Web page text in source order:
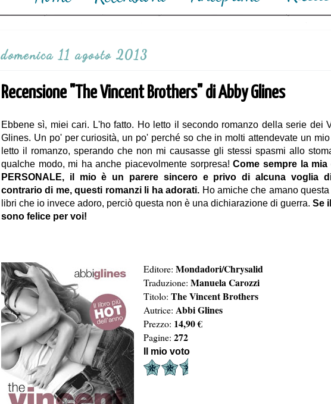
domenica 11 agosto 2013
Recensione "The Vincent Brothers" di Abby Glines
Ebbene sì, miei cari. L'ho fatto. Ho letto il secondo romanzo della serie dei
Glines. Un po' per curiosità, un po' perché so che in molti attendevate un
letto il romanzo, sperando che non mi causasse gli stessi spasmi allo
qualche modo, mi ha anche piacevolmente sorpresa!Come sempre la
PERSONALE, il mio è un parere sincero e privo di alcuna voglia
contrario di me, questi romanzi li ha adorati. Ho amiche che amano
libri che io invece adoro, perciò questa non è una dichiarazione di guerra. Se
sono felice per voi!
Editore: Mondadori/Chrysalid
Traduzione: Manuela Carozzi
Titolo: The Vincent Brothers
Autrice: Abbi Glines
Prezzo: 14,90 €
Pagine: 272
Il mio voto